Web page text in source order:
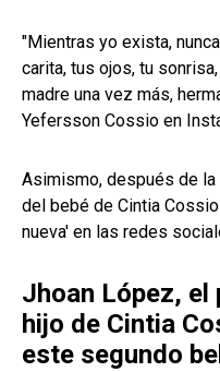
"Mientras yo exista,
carita, tus ojos, tu
madre una vez más,
Yefersson Cossio en
Asimismo, después de
del bebé de Cintia
nueva' en las redes
Jhoan López,
hijo de Cintia
este segundo